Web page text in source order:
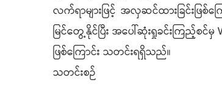
လက်ရာများဖြင့် အလှဆင်ထားခြင်းဖြစ်
မြင်တွေ့နိုင်ပြီး အပေါ်ဆုံးရှုခင်းကြည့်စ
ဖြစ်ကြောင်း သတင်းရရှိသည်။
သတင်းစဉ်